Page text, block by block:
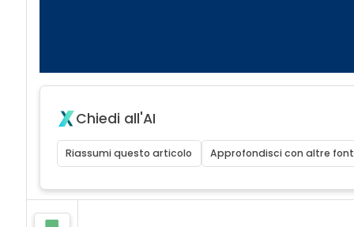
Chiedi all'AI
Riassumi questo articolo Approfondisci con altre